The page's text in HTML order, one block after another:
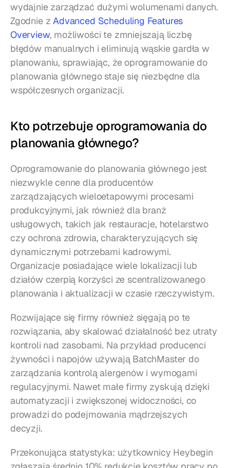
wydajnie zarządzać dużymi wolumenami danych.
Zgodnie z Advanced Scheduling Features
Overview, możliwości te zmniejszają liczbę
błędów manualnych i eliminują wąskie gardła w
planowaniu, sprawiając, że oprogramowanie do
planowania głównego staje się niezbędne dla
współczesnych organizacji.
Kto potrzebuje oprogramowania do
planowania głównego?
Oprogramowanie do planowania głównego jest
niezwykle cenne dla producentów
zarządzających wieloetapowymi procesami
produkcyjnymi, jak również dla branż
usługowych, takich jak restauracje, hotelarstwo
czy ochrona zdrowia, charakteryzujących się
dynamicznymi potrzebami kadrowymi.
Organizacje posiadające wiele lokalizacji lub
działów czerpią korzyści ze scentralizowanego
planowania i aktualizacji w czasie rzeczywistym.
Rozwijające się firmy również sięgają po te
rozwiązania, aby skalować działalność bez utraty
kontroli nad zasobami. Na przykład producenci
żywności i napojów używają BatchMaster do
zarządzania kontrolą alergenów i wymogami
regulacyjnymi. Nawet małe firmy zyskują dzięki
automatyzacji i zwiększonej widoczności, co
prowadzi do podejmowania mądrzejszych
decyzji.
Przekonująca statystyka: użytkownicy Heybegin